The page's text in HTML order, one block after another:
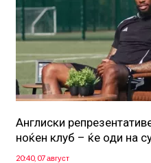
Англиски
ноќен клуб – ќе оди на
20:40, 07 август